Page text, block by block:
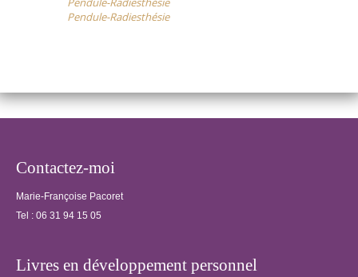
ludiques sont
proposés.
navigation
Pendule-Radiesthésie
Contactez-moi
Marie-Françoise Pacoret
Tel : 06 31 94 15 05
Livres en développement personnel